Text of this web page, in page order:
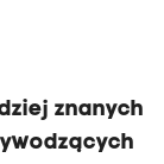
znanych